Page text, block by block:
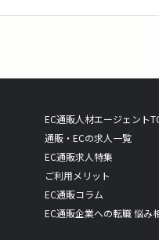
EC通販人材エージェント
通販・ECの求人一覧
EC通販求人特集
ご利用メリット
EC通販コラム
EC通販企業への転職 悩み